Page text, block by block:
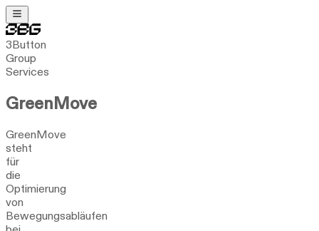
3Button
Group
Services
GreenMove
GreenMove
steht
für
die
Optimierung
von
Bewegungsabläufen